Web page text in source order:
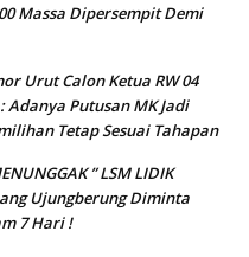
Massa Dipersempit Demi
Urut Calon Ketua RW 04
Adanya Putusan MK Jadi
Tetap Sesuai Tahapan
” LSM LIDIK
Ujungberung Diminta
7 Hari !